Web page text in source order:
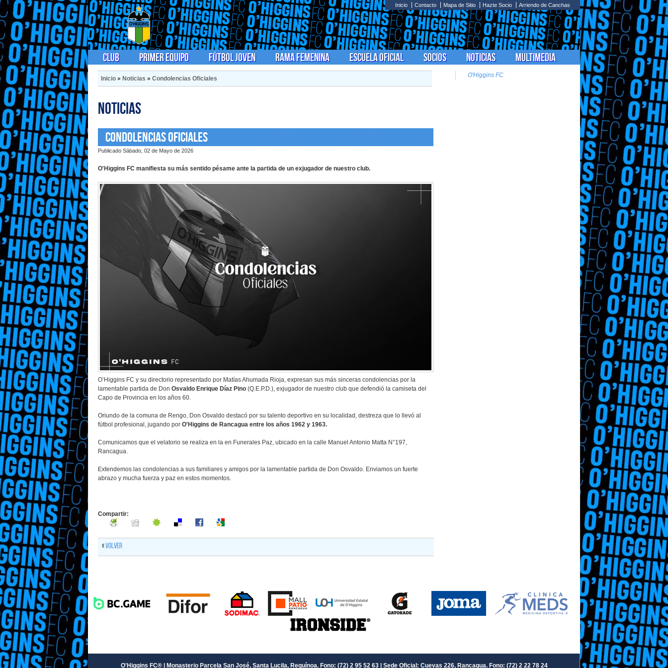
Inicio Contacto Mapa de Sitio Hazte Socio Arriendo de Canchas
Club Primer Equipo Fútbol Joven Rama Femenina Escuela Oficial Socios Noticias Multimedia
Inicio » Noticias » Condolencias Oficiales
Noticias
Condolencias Oficiales
Publicado Sábado, 02 de Mayo de 2026
O'Higgins FC manifiesta su más sentido pésame ante la partida de un exjugador de nuestro club.
O’Higgins FC y su directorio representado por Matías Ahumada Rioja, expresan sus más sinceras condolencias por la
lamentable partida de Don Osvaldo Enrique Díaz Pino (Q.E.P.D.), exjugador de nuestro club que defendió la camiseta del
Capo de Provincia en los años 60.
Oriundo de la comuna de Rengo, Don Osvaldo destacó por su talento deportivo en su localidad, destreza que lo llevó al
fútbol profesional, jugando por O'Higgins de Rancagua entre los años 1962 y 1963.
Comunicamos que el velatorio se realiza en la en Funerales Paz, ubicado en la calle Manuel Antonio Matta N°197,
Rancagua.
Extendemos las condolencias a sus familiares y amigos por la lamentable partida de Don Osvaldo. Enviamos un fuerte
abrazo y mucha fuerza y paz en estos momentos.
Compartir:
«Volver
O'Higgins FC
O'Higgins FC® | Monasterio Parcela San José, Santa Lucila, Requínoa. Fono: (72) 2 95 52 63 | Sede Oficial: Cuevas 226, Rancagua. Fono: (72) 2 22 78 24